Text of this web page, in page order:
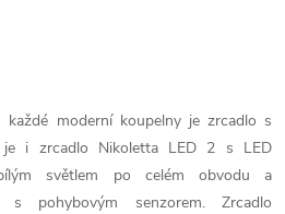
každé moderní koupelny je zrcadlo s
je i zrcadlo Nikoletta LED 2 s LED
světlem po celém obvodu a
s pohybovým senzorem. Zrcadlo